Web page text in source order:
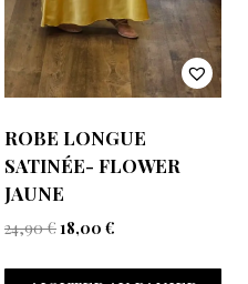
ROBE LONGUE
SATINÉE- FLOWER
JAUNE
24,90€18,00 €